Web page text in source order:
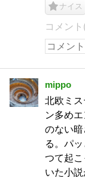
ナイス
コメント
mippo
北欧ミ
ン多め
のない
る。パ
つて起
いた小